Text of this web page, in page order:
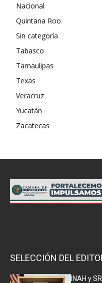
Nacional
Quintana Roo
Sin categoría
Tabasco
Tamaulipas
Texas
Veracruz
Yucatán
Zacatecas
SELECCIÓN DEL
INAH y